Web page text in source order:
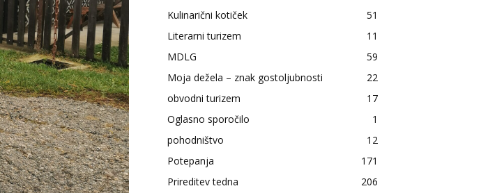
Kulinarični kotiček
51
Literarni turizem
11
MDLG
59
Moja dežela – znak gostoljubnosti
22
obvodni turizem
17
Oglasno sporočilo
1
pohodništvo
12
Potepanja
171
Prireditev tedna
206